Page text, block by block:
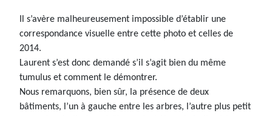
Il s’avère malheureusement impossible d’établir une
correspondance visuelle entre cette photo et celles de
2014.
Laurent s’est donc demandé s’il s’agit bien du même
tumulus et comment le démontrer.
Nous remarquons, bien sûr, la présence de deux
bâtiments, l’un à gauche entre les arbres, l’autre plus petit